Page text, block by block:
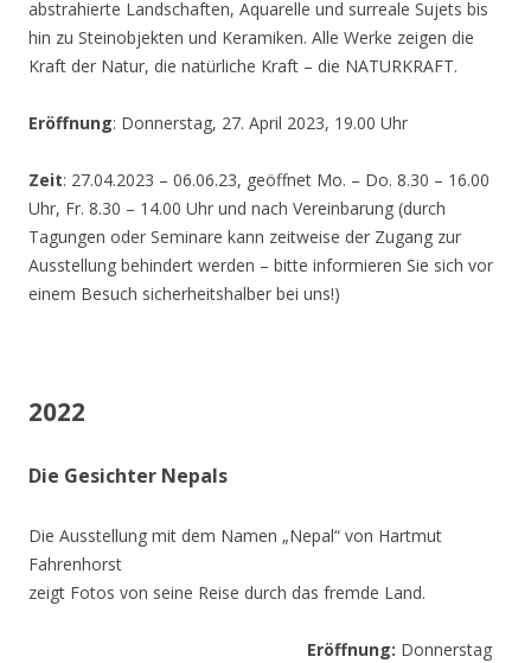
abstrahierte Landschaften, Aquarelle und surreale Sujets bis
hin zu Steinobjekten und Keramiken. Alle Werke zeigen die
Kraft der Natur, die natürliche Kraft – die NATURKRAFT.
Eröffnung: Donnerstag, 27. April 2023, 19.00 Uhr
Zeit: 27.04.2023 – 06.06.23, geöffnet Mo. – Do. 8.30 – 16.00
Uhr, Fr. 8.30 – 14.00 Uhr und nach Vereinbarung (durch
Tagungen oder Seminare kann zeitweise der Zugang zur
Ausstellung behindert werden – bitte informieren Sie sich vor
einem Besuch sicherheitshalber bei uns!)
2022
Die Gesichter Nepals
Die Ausstellung mit dem Namen „Nepal“ von Hartmut
Fahrenhorst
zeigt Fotos von seine Reise durch das fremde Land.
Eröffnung: Donnerstag